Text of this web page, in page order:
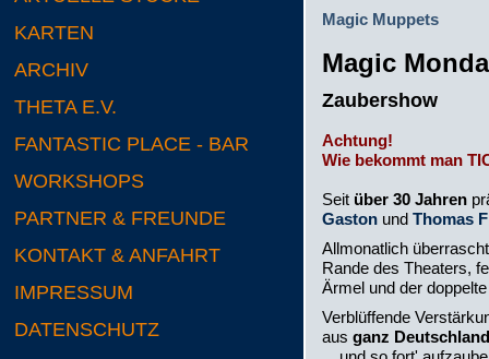
KARTEN
ARCHIV
THETA E.V.
FANTASTIC PLACE - BAR
WORKSHOPS
PARTNER & FREUNDE
KONTAKT & ANFAHRT
IMPRESSUM
DATENSCHUTZ
Magic Muppets
Magic
Zaubershow
Achtung!
Wie bekommt man
Seit über 30 Jahren
Gaston und Thomas
Allmonatlich
Rande des Theaters,
Ärmel und der
Verblüffende
aus ganz